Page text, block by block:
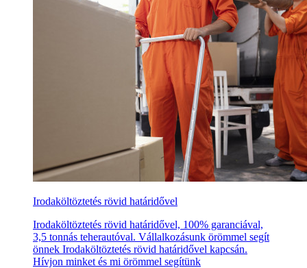
Irodaköltöztetés rövid határidővel
Irodaköltöztetés rövid határidővel, 100% garanciával,
3,5 tonnás teherautóval. Vállalkozásunk örömmel segít
önnek Irodaköltöztetés rövid határidővel kapcsán.
Hívjon minket és mi örömmel segítünk